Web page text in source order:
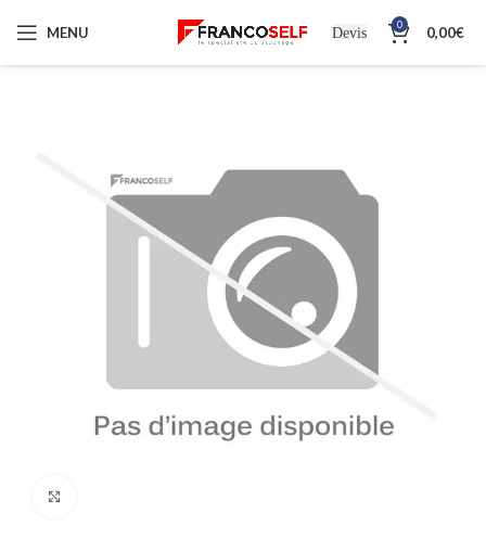
MENU Devis 0 0,00€